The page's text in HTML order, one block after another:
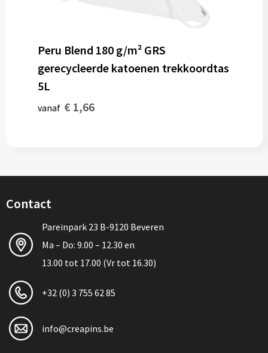
Peru Blend 180 g/m² GRS
gerecycleerde katoenen trekkoordtas
5L
vanaf € 1,66
Contact
Pareinpark 23 B-9120 Beveren
Ma – Do: 9.00 – 12.30 en
13.00 tot 17.00 (Vr tot 16.30)
+32 (0) 3 755 62 85
info@creapins.be